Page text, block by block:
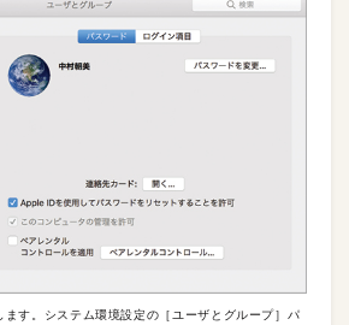
ます。システム環境設定の［ユーザとグループ］パ